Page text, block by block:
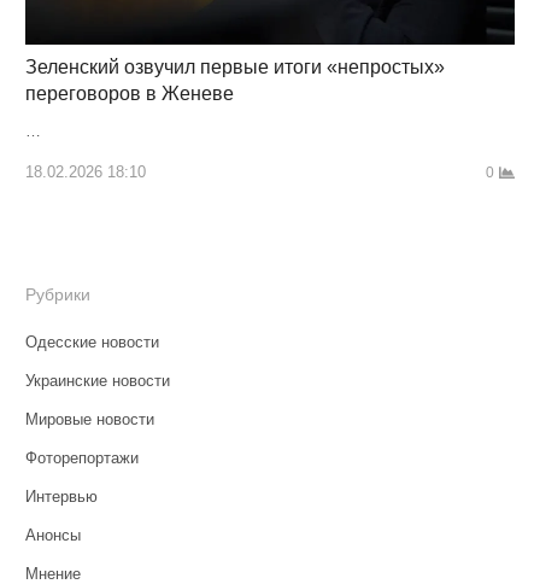
Зеленский озвучил первые итоги «непростых»
переговоров в Женеве
…
18.02.2026 18:10 0
Рубрики
Одесские новости
Украинские новости
Мировые новости
Фоторепортажи
Интервью
Анонсы
Мнение